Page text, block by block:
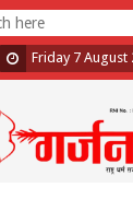
Friday 7 August